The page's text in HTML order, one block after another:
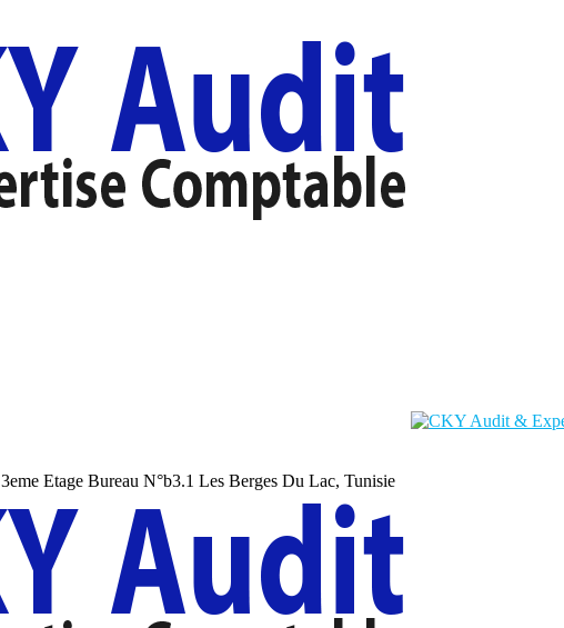
3eme Etage Bureau N°b3.1 Les Berges Du Lac, Tunisie